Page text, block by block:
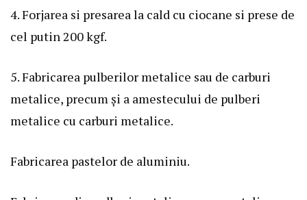
4. Forjarea si presarea la cald cu ciocane si prese de
cel putin 200 kgf.
5. Fabricarea pulberilor metalice sau de carburi
metalice, precum și a amestecului de pulberi
metalice cu carburi metalice.
Fabricarea pastelor de aluminiu.